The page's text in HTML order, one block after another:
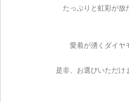
たっぷりと虹彩が放
愛着が湧くダイヤ
是非、お選びいただけ